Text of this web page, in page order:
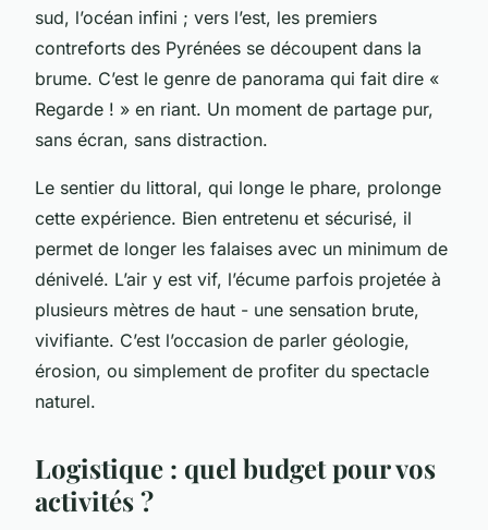
sud, l’océan infini ; vers l’est, les premiers
contreforts des Pyrénées se découpent dans la
brume. C’est le genre de panorama qui fait dire «
Regarde ! » en riant. Un moment de partage pur,
sans écran, sans distraction.
Le sentier du littoral, qui longe le phare, prolonge
cette expérience. Bien entretenu et sécurisé, il
permet de longer les falaises avec un minimum de
dénivelé. L’air y est vif, l’écume parfois projetée à
plusieurs mètres de haut - une sensation brute,
vivifiante. C’est l’occasion de parler géologie,
érosion, ou simplement de profiter du spectacle
naturel.
Logistique : quel budget pour vos
activités ?